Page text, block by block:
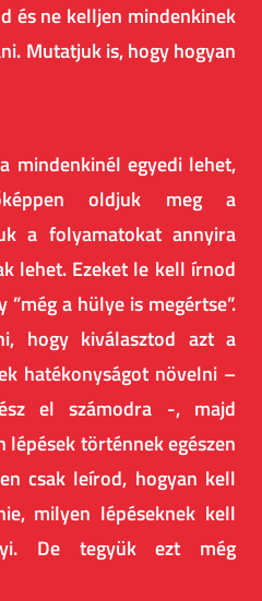
és ne kelljen mindenkinek
Mutatjuk is, hogy hogyan
mindenkinél egyedi lehet,
oldjuk meg a
a folyamatokat annyira
lehet. Ezeket le kell írnod
a hülye is megértse”.
hogy kiválasztod azt a
hatékonyságot növelni –
el számodra -, majd
történnek egészen
csak leírod, hogyan kell
milyen lépéseknek kell
De tegyük ezt még